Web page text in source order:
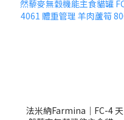
法米納Farmina｜FC-4 天